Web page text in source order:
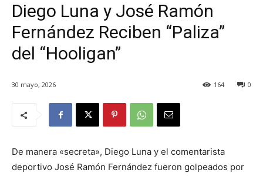
Diego Luna y José Ramón
Fernández Reciben “Paliza”
del “Hooligan”
30 mayo, 2026 0
164
De manera «secreta», Diego Luna y el comentarista
deportivo José Ramón Fernández fueron golpeados por